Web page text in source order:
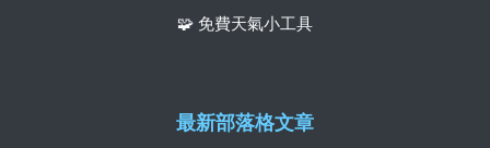
🧩 免費天氣小工具
最新部落格文章